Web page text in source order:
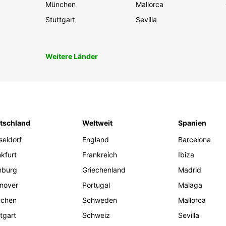
München
Stuttgart
Mallorca
Sevilla
Weitere Länder
Weltweit
England
Frankreich
Griechenland
Portugal
Schweden
Schweiz
Spanien
Barcelona
Ibiza
Madrid
Malaga
Mallorca
Sevilla